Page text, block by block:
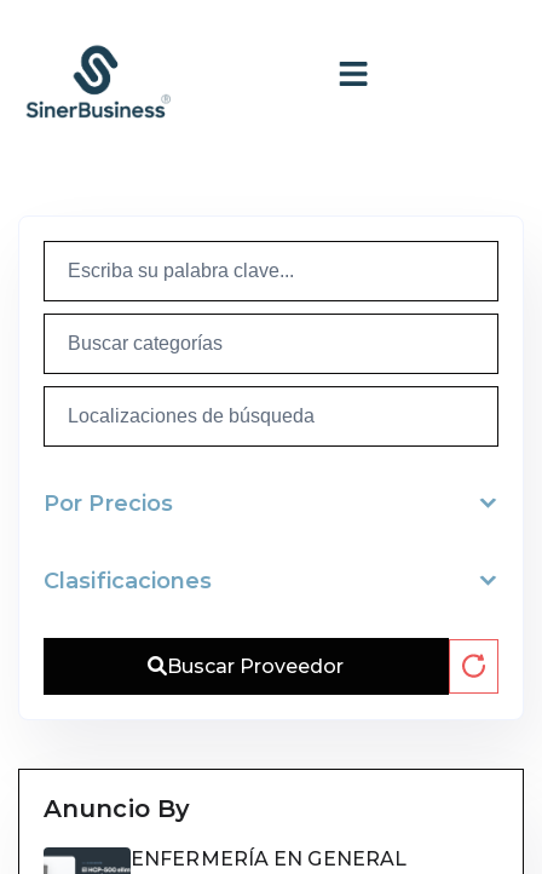
Por Precios
Clasificaciones
Buscar Proveedor
Anuncio By
ENFERMERÍA EN GENERAL